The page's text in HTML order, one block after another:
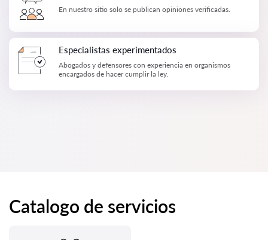
En nuestro sitio solo se publican opiniones verificadas.
Especialistas experimentados
Abogados y defensores con experiencia en organismos
encargados de hacer cumplir la ley.
Catalogo de servicios